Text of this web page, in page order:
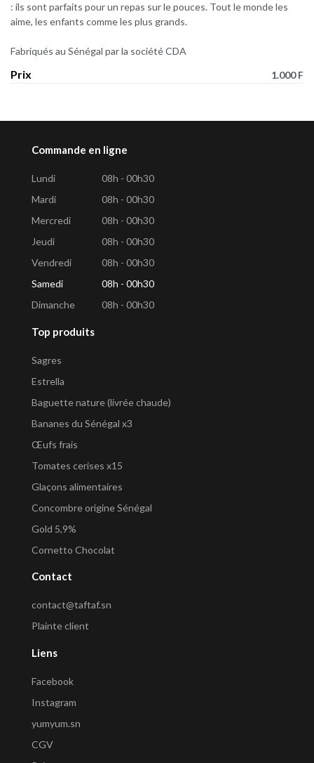
: ils sont parfaits pour un repas sur le pouces. Tout le monde les
aime, les enfants comme les plus grands.
Fabriqués au Sénégal par la société CDA
Prix 1.000 F
Commande en ligne
Lundi
08h - 00h30
Mardi
08h - 00h30
Mercredi
08h - 00h30
Jeudi
08h - 00h30
Vendredi
08h - 00h30
Samedi
08h - 00h30
Dimanche
08h - 00h30
Top produits
Sagres
Estrella
Baguette nature (livrée chaude)
Bananes du Sénégal x3
Œufs frais
Tomates cerises x15
Glaçons alimentaires
Concombre origine Sénégal
Gold 5,9%
Cornetto Chocolat
Contact
contact@taftaf.sn
Plainte client
Liens
Facebook
Instagram
yumyum.sn
CGV